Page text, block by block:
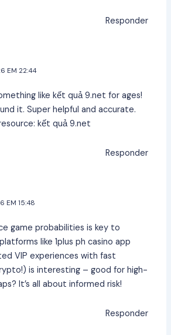
Responder
EM 22:44
like kết quả 9.net for ages!
it. Super helpful and accurate.
kết quả 9.net
Responder
EM 15:48
game probabilities is key to
like1plus ph casino app
VIP experiences with fast
is interesting – good for high-
It’s all about informed risk!
Responder